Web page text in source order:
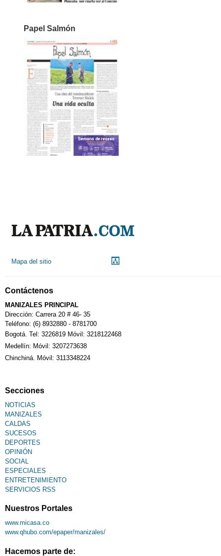
Papel Salmón
Mapa del sitio
Contáctenos
MANIZALES PRINCIPAL
Dirección: Carrera 20 # 46- 35
Teléfono: (6) 8932880 - 8781700
Bogotá. Tel: 3226819 Móvil: 3218122468
Medellín: Móvil: 3207273638
Chinchiná. Móvil: 3113348224
Secciones
NOTICIAS
MANIZALES
CALDAS
SUCESOS
DEPORTES
OPINIÓN
SOCIAL
ESPECIALES
ENTRETENIMIENTO
SERVICIOS RSS
Nuestros Portales
www.micasa.co
www.qhubo.com/epaper/manizales/
Hacemos parte de: